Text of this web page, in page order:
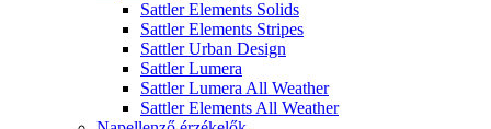
Sattler Elements Solids
Sattler Elements Stripes
Sattler Urban Design
Sattler Lumera
Sattler Lumera All Weather
Sattler Elements All Weather